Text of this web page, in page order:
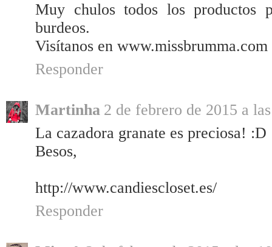
Muy chulos todos los productos
burdeos.
Visítanos en www.missbrumma.com
Responder
Martinha 2 de febrero de 2015 a
La cazadora granate es preciosa! :D
Besos,
http://www.candiescloset.es/
Responder